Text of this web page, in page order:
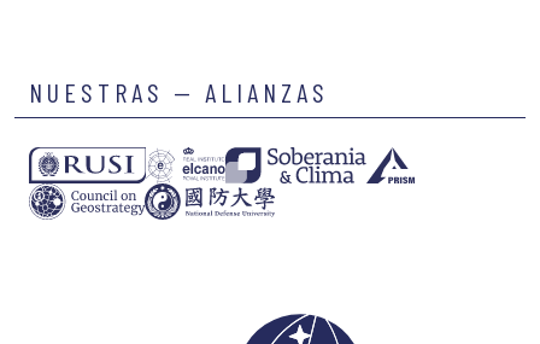
NUESTRAS — ALIANZAS